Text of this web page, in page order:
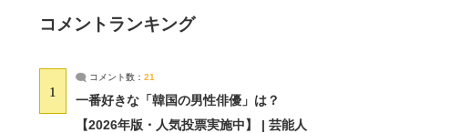
コメントランキング
1
コメント数： 21
一番好きな「韓国の男性俳優」は？
【2026年版・人気投票実施中】 | 芸能人